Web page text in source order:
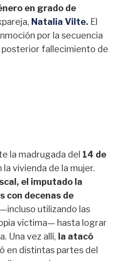
en grado de
Natalia Vilte. El
por la secuencia
posterior fallecimiento de
la madrugada del 14 de
la vivienda de la mujer.
el imputado la
con decenas de
—incluso utilizando las
víctima— hasta lograr
Una vez allí, la atacó
en distintas partes del